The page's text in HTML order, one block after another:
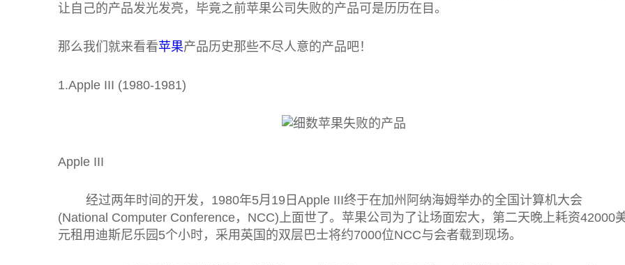
让自己的产品发光发亮，毕竟之前苹果公司失败的产品可是历历在目。
那么我们就来看看苹果产品历史那些不尽人意的产品吧！
1.Apple III (1980-1981)
Apple III
经过两年时间的开发，1980年5月19日Apple III终于在加州阿纳海姆举办的全国计算机大会
(National Computer Conference，NCC)上面世了。苹果公司为了让场面宏大，第二天晚上耗资42000
元租用迪斯尼乐园5个小时，采用英国的双层巴士将约7000位NCC与会者载到现场。